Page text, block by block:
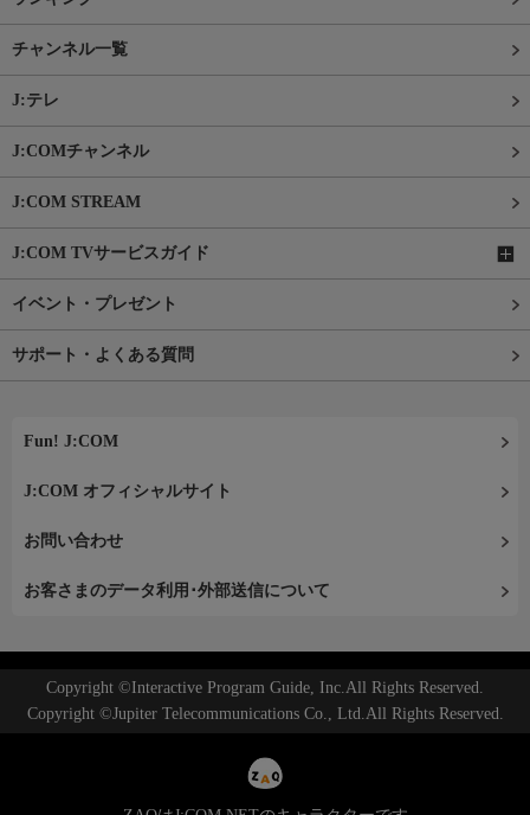
チャンネル一覧
J:テレ
J:COMチャンネル
J:COM STREAM
J:COM TVサービスガイド
イベント・プレゼント
サポート・よくある質問
Fun! J:COM
J:COM オフィシャルサイト
お問い合わせ
お客さまのデータ利用･外部送信について
Copyright ©Interactive Program Guide, Inc.All Rights Reserved.
Copyright ©Jupiter Telecommunications Co., Ltd.All Rights Reserved.